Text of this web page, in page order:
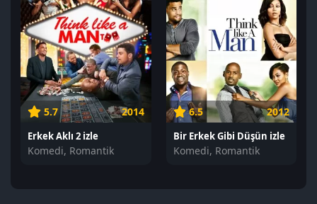
5.7 2014
Erkek Aklı 2 izle
Komedi, Romantik
6.5 2012
Bir Erkek Gibi Düşün izle
Komedi, Romantik